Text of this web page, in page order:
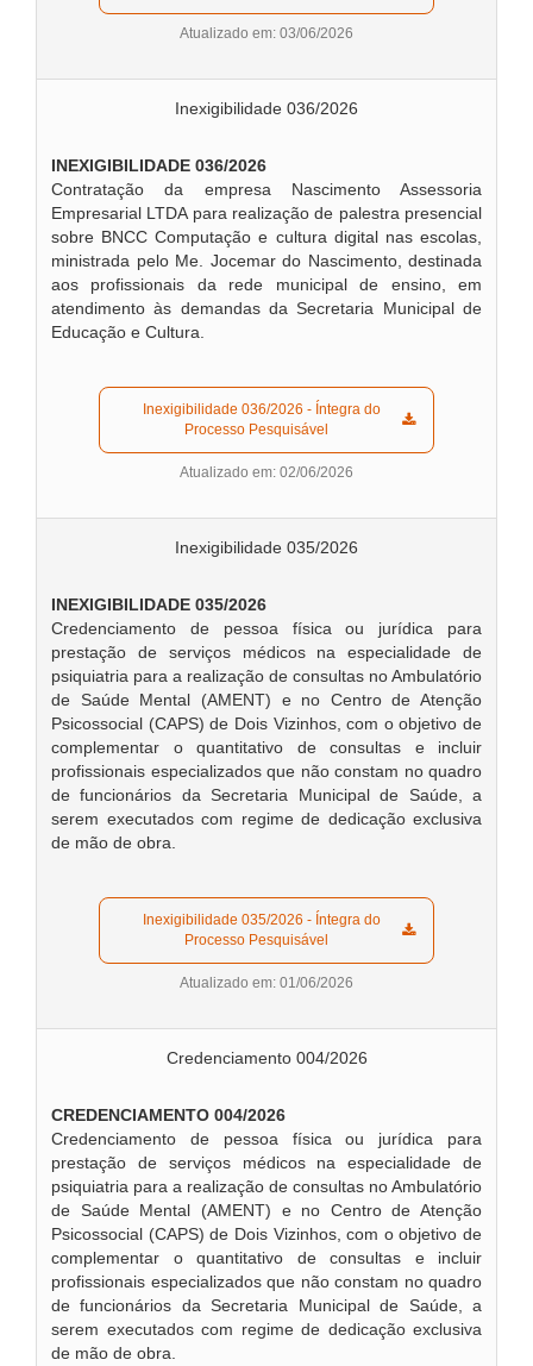
Atualizado em: 03/06/2026
Inexigibilidade 036/2026
INEXIGIBILIDADE 036/2026
Contratação da empresa Nascimento Assessoria
Empresarial LTDA para realização de palestra presencial
sobre BNCC Computação e cultura digital nas escolas,
ministrada pelo Me. Jocemar do Nascimento, destinada
aos profissionais da rede municipal de ensino, em
atendimento às demandas da Secretaria Municipal de
Educação e Cultura.
Processo Pesquisável
Atualizado em: 02/06/2026
Inexigibilidade 035/2026
INEXIGIBILIDADE 035/2026
Credenciamento de pessoa física ou jurídica para
prestação de serviços médicos na especialidade de
psiquiatria para a realização de consultas no Ambulatório
de Saúde Mental (AMENT) e no Centro de Atenção
Psicossocial (CAPS) de Dois Vizinhos, com o objetivo de
complementar o quantitativo de consultas e incluir
profissionais especializados que não constam no quadro
de funcionários da Secretaria Municipal de Saúde, a
serem executados com regime de dedicação exclusiva
de mão de obra.
Processo Pesquisável
Atualizado em: 01/06/2026
Credenciamento 004/2026
CREDENCIAMENTO 004/2026
Credenciamento de pessoa física ou jurídica para
prestação de serviços médicos na especialidade de
psiquiatria para a realização de consultas no Ambulatório
de Saúde Mental (AMENT) e no Centro de Atenção
Psicossocial (CAPS) de Dois Vizinhos, com o objetivo de
complementar o quantitativo de consultas e incluir
profissionais especializados que não constam no quadro
de funcionários da Secretaria Municipal de Saúde, a
serem executados com regime de dedicação exclusiva
de mão de obra.